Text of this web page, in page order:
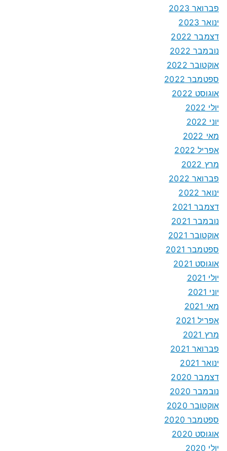
פברואר 2023
ינואר 2023
דצמבר 2022
נובמבר 2022
אוקטובר 2022
ספטמבר 2022
אוגוסט 2022
יולי 2022
יוני 2022
מאי 2022
אפריל 2022
מרץ 2022
פברואר 2022
ינואר 2022
דצמבר 2021
נובמבר 2021
אוקטובר 2021
ספטמבר 2021
אוגוסט 2021
יולי 2021
יוני 2021
מאי 2021
אפריל 2021
מרץ 2021
פברואר 2021
ינואר 2021
דצמבר 2020
נובמבר 2020
אוקטובר 2020
ספטמבר 2020
אוגוסט 2020
יולי 2020